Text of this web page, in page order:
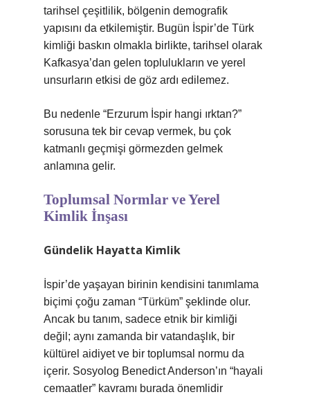
tarihsel çeşitlilik, bölgenin demografik
yapısını da etkilemiştir. Bugün İspir’de Türk
kimliği baskın olmakla birlikte, tarihsel olarak
Kafkasya’dan gelen toplulukların ve yerel
unsurların etkisi de göz ardı edilemez.
Bu nedenle “Erzurum İspir hangi ırktan?”
sorusuna tek bir cevap vermek, bu çok
katmanlı geçmişi görmezden gelmek
anlamına gelir.
Toplumsal Normlar ve Yerel
Kimlik İnşası
Gündelik Hayatta Kimlik
İspir’de yaşayan birinin kendisini tanımlama
biçimi çoğu zaman “Türküm” şeklinde olur.
Ancak bu tanım, sadece etnik bir kimliği
değil; aynı zamanda bir vatandaşlık, bir
kültürel aidiyet ve bir toplumsal normu da
içerir. Sosyolog Benedict Anderson’ın “hayali
cemaatler” kavramı burada önemlidir